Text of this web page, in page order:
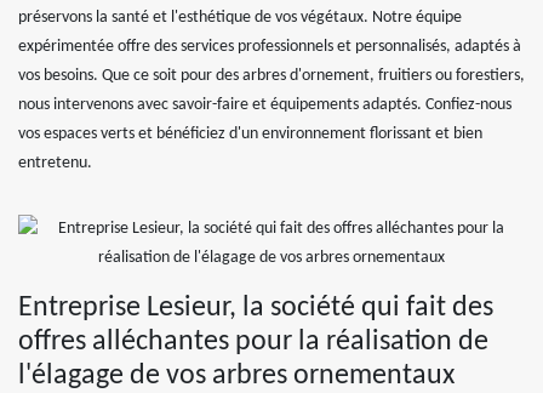
préservons la santé et l'esthétique de vos végétaux. Notre équipe
expérimentée offre des services professionnels et personnalisés, adaptés à
vos besoins. Que ce soit pour des arbres d'ornement, fruitiers ou forestiers,
nous intervenons avec savoir-faire et équipements adaptés. Confiez-nous
vos espaces verts et bénéficiez d'un environnement florissant et bien
entretenu.
Entreprise Lesieur, la société qui fait des
offres alléchantes pour la réalisation de
l'élagage de vos arbres ornementaux